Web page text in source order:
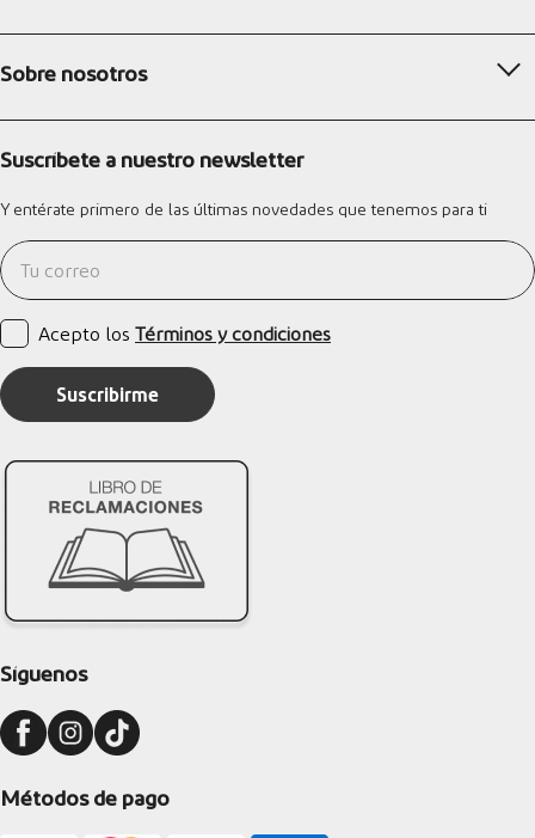
Sobre nosotros
Suscríbete a nuestro newsletter
Y entérate primero de las últimas novedades que tenemos para ti
Acepto los Términos y condiciones
Suscribirme
Síguenos
Métodos de pago